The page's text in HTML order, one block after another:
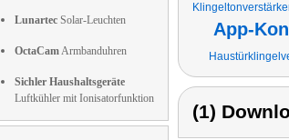
Lunartec Solar-Leuchten
OctaCamArmbanduhren
Sichler Haushaltsgeräte
Luftkühler mit Ionisatorfunktion
App-
(1)